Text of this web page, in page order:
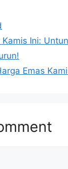
Kamis Ini:
Emas